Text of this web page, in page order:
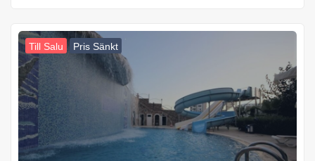
Till Salu Pris Sänkt